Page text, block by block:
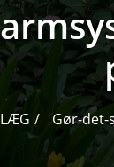
Gør-det-